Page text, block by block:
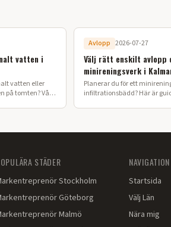
vatten i
vatten eller
på tomten? Vår
Avlopp 2026-07-27
Välj rätt enskilt avlopp
minireningsverk i
Planerar du för ett
infiltrationsbädd? Här är
STÄDER
Stockholm
Göteborg
Malmö
NAVIGATION
Startsida
Välj Län
Nära mig